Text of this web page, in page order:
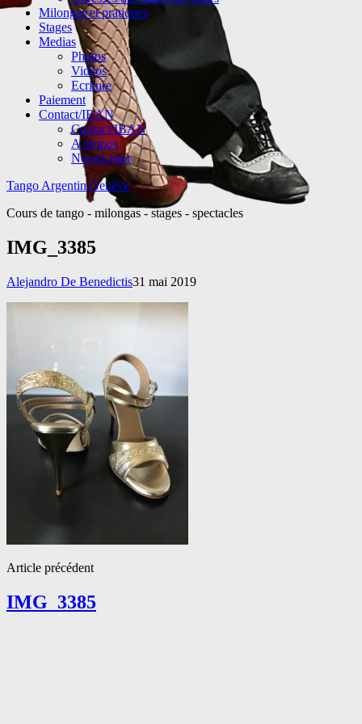
Milongas et pratiques
Stages
Medias
Photos
Vidéos
Ecriture
Paiement
Contact/IBAN
Contact/IBAN
A propos
NewsLetter
Tango Argentin Genève
Cours de tango - milongas - stages - spectacles
IMG_3385
Alejandro De Benedictis31 mai 2019
Article précédent
IMG_3385